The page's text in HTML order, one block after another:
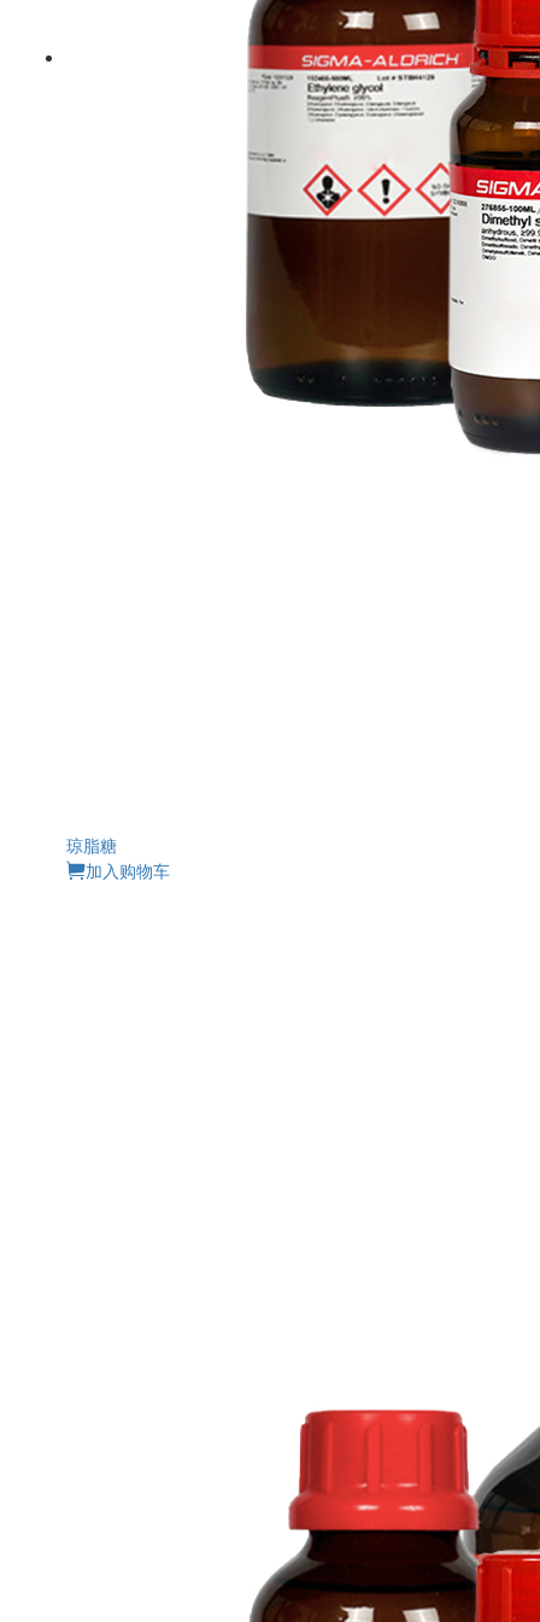
琼脂糖
加入购物车